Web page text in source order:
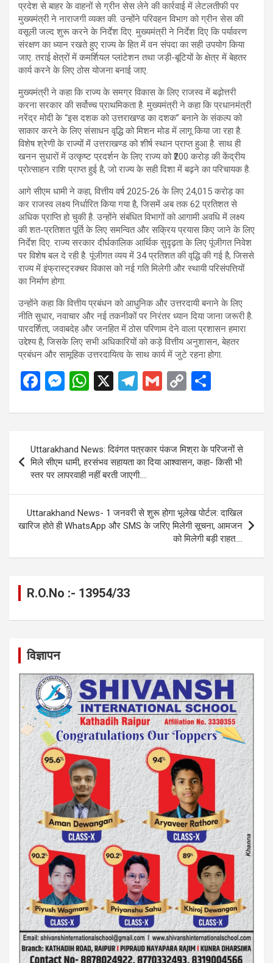
प्रदेश से बाहर के वाहनों से ग्रीन सेस लेने की कार्रवाई में लेटलतीफी पर
मुख्यमंत्री ने नाराजगी व्यक्त की. उन्होंने परिवहन विभाग को ग्रीन सेस की
वसूली जल्द शुरू करने के निर्देश दिए. मुख्यमंत्री ने निर्देश दिए कि पर्यावरण
संरक्षण का ध्यान रखते हुए राज्य के हित में वन संपदा का सही उपयोग किया
जाए. तराई क्षेत्रों में कमर्शियल प्लांटेशन तथा जड़ी-बूटियों के क्षेत्र में बेहतर
कार्य करने के लिए ठोस योजना बनाई जाए.
मुख्यमंत्री ने कहा कि राज्य के समग्र विकास के लिए राजस्व में बढ़ोत्तरी
करना सरकार की सर्वोच्च प्राथमिकता है. मुख्यमंत्री ने कहा कि प्रधानमंत्री
नरेंद्र मोदी के “इस दशक को उत्तराखण्ड का दशक” बनाने के संकल्प को
साकार करने के लिए संसाधन वृद्धि को मिशन मोड में लागू किया जा रहा है.
विशेष श्रेणी के राज्यों में उत्तराखण्ड को शीर्ष स्थान प्राप्त हुआ है. साथ ही
खनन सुधारों में उत्कृष्ट प्रदर्शन के लिए राज्य को ₹200 करोड़ की केंद्रीय
प्रोत्साहन राशि प्राप्त हुई है, जो राज्य के सही दिशा में बढ़ने का परिचायक है.
आगे सीएम धामी ने कहा, वित्तीय वर्ष 2025-26 के लिए 24,015 करोड़ का
कर राजस्व लक्ष्य निर्धारित किया गया है, जिसमें अब तक 62 प्रतिशत से
अधिक प्राप्ति हो चुकी है. उन्होंने संबंधित विभागों को आगामी अवधि में लक्ष्य
की शत-प्रतिशत पूर्ति के लिए समन्वित और सक्रिय प्रयास किए जाने के लिए
निर्देश दिए. राज्य सरकार दीर्घकालिक आर्थिक सुदृढ़ता के लिए पूंजीगत निवेश
पर विशेष बल दे रही है. पूंजीगत व्यय में 34 प्रतिशत की वृद्धि की गई है, जिससे
राज्य में इंफ्रास्ट्रक्चर विकास को नई गति मिलेगी और स्थायी परिसंपत्तियों
का निर्माण होगा.
उन्होंने कहा कि वित्तीय प्रबंधन को आधुनिक और उत्तरदायी बनाने के लिए
नीति सुधार, नवाचार और नई तकनीकों पर निरंतर ध्यान दिया जाना जरूरी है.
पारदर्शिता, जवाबदेह और जनहित में ठोस परिणाम देने वाला प्रशासन हमारा
उद्देश्य है, जिसके लिए सभी अधिकारियों को कड़े वित्तीय अनुशासन, बेहतर
प्रबंधन और सामूहिक उत्तरदायित्व के साथ कार्य में जुटे रहना होगा.
F
ce
o
o
k
M
se
g
er
W
at
A
p
p
X
T
e
a
m
G
ail
C
py
n
ar
e
navigation
Uttarakhand News: दिवंगत पत्रकार पंकज मिश्रा के परिजनों से
मिले सीएम धामी, हरसंभव सहायता का दिया आश्वासन, कहा- किसी भी
स्तर पर लापरवाही नहीं बरती जाएगी….
Uttarakhand News- 1 जनवरी से शुरू होगा भूलेख पोर्टल: दाखिल
खारिज होते ही WhatsApp और SMS के जरिए मिलेगी सूचना, आमजन
को मिलेगी बड़ी राहत….
R.O.No :- 13954/33
विज्ञापन